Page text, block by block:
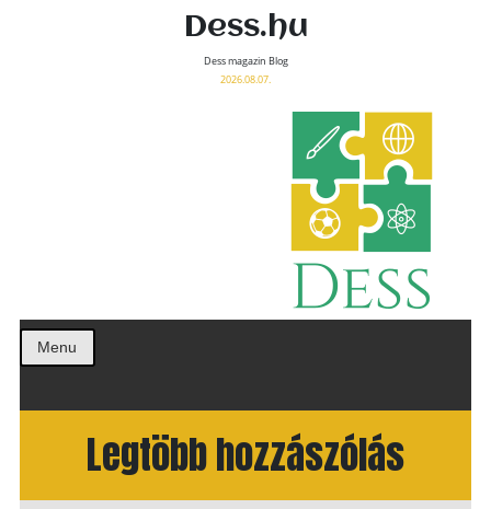
Dess.hu
Dess magazin Blog
2026.08.07.
Menu
Legtöbb hozzászólás